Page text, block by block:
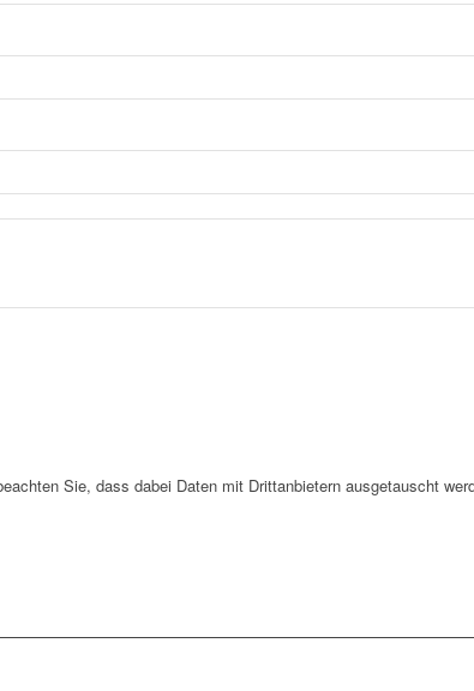
Sie, dass dabei Daten mit Drittanbietern ausgetauscht